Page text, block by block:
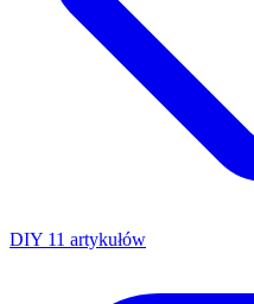
DIY 11 artykułów